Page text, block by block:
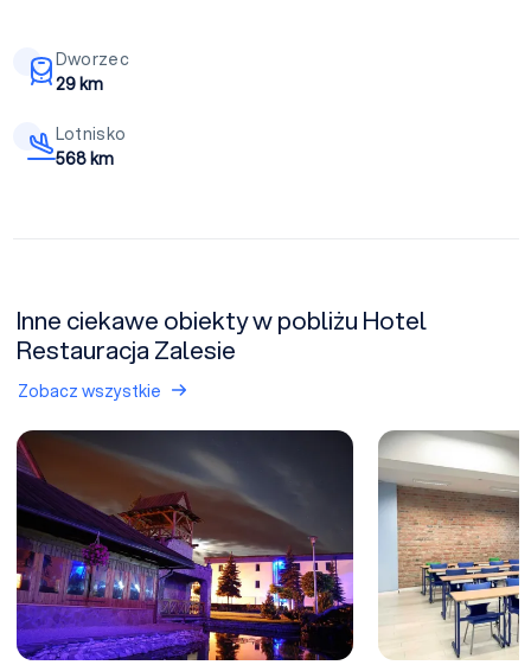
Dworzec
29 km
Lotnisko
568 km
Inne ciekawe obiekty w pobliżu Hotel
Restauracja Zalesie
Zobacz wszystkie
Centrum Konferencyjno - Hotelowe & SPA Nowa Bochnia -
Biała23 Office